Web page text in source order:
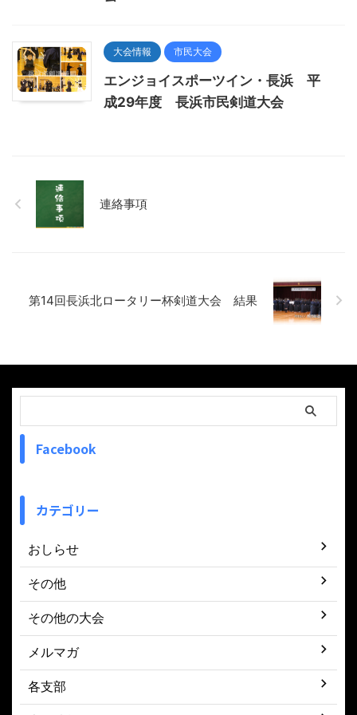
大会情報 市民大会
エンジョイスポーツイン・長浜 平
成29年度 長浜市民剣道大会
連絡事項
第14回長浜北ロータリー杯剣道大会 結果
Facebook
カテゴリー
おしらせ
その他
その他の大会
メルマガ
各支部